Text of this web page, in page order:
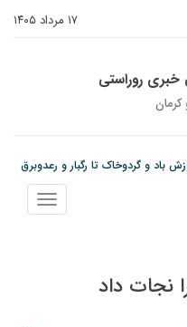
۱۷ مرداد ۱۴۰۵
روراستی
كرمان
باد و گردوخاک تا رگبار و رعدوبرق
نمایش
منو
داد